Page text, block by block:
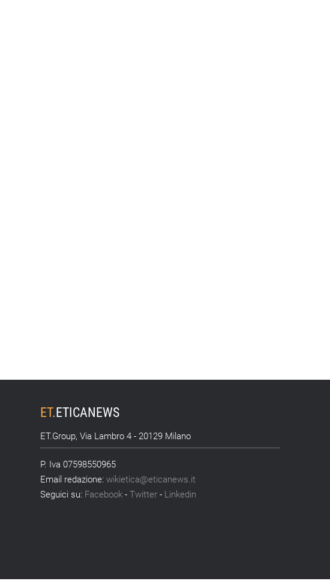
ET.ETICANEWS
ET.Group, Via Lambro 4 - 20129 Milano
P. Iva 07598550965
Email redazione:wikietica@eticanews.it
Seguici su: Facebook -Twitter - Linkedin